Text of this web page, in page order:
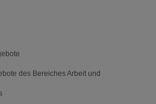
des Bereiches Arbeit und